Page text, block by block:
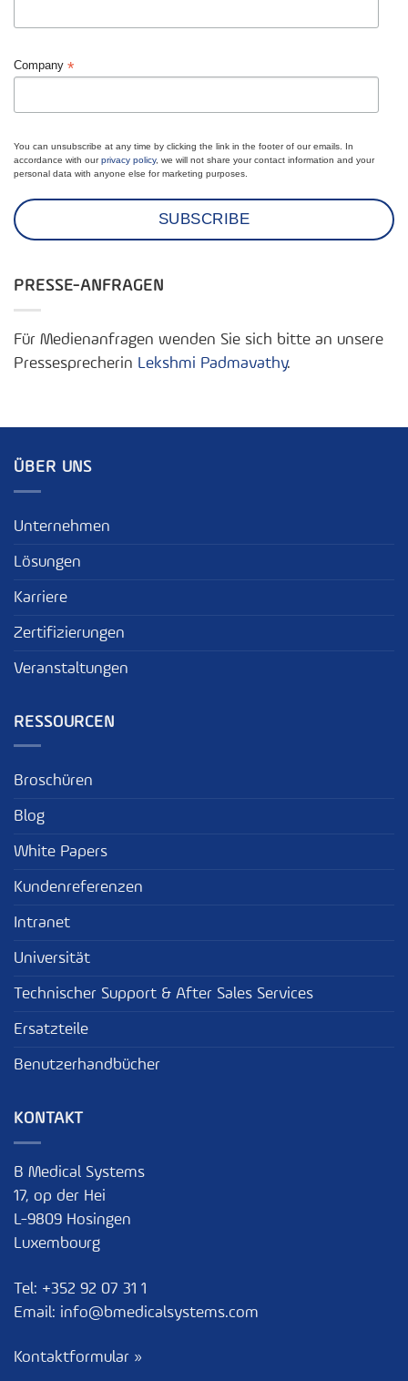
Company *
You can unsubscribe at any time by clicking the link in the footer of our emails. In
accordance with ourprivacy policy, we will not share your contact information and your
personal data with anyone else for marketing purposes.
PRESSE-ANFRAGEN
Für Medienanfragen wenden Sie sich bitte an unsere
Pressesprecherin Lekshmi Padmavathy.
ÜBER UNS
Unternehmen
Lösungen
Karriere
Zertifizierungen
Veranstaltungen
RESSOURCEN
Broschüren
Blog
White Papers
Kundenreferenzen
Intranet
Universität
Technischer Support & After Sales Services
Ersatzteile
Benutzerhandbücher
KONTAKT
B Medical Systems
17, op der Hei
L-9809 Hosingen
Luxembourg
Tel: +352 92 07 31 1
Email: info@bmedicalsystems.com
Kontaktformular »